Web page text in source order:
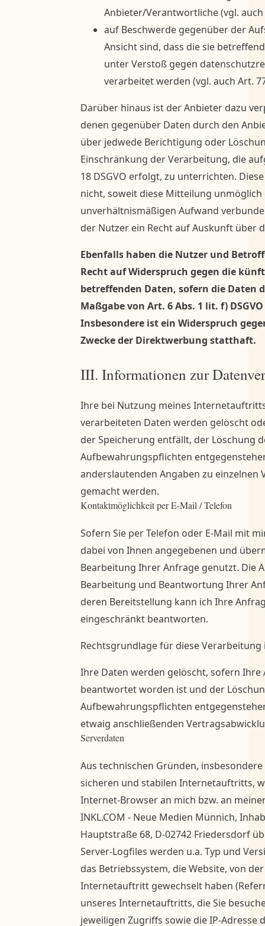
Anbieter/Verantwortliche (vgl. auch
auf Beschwerde gegenüber der
Ansicht sind, dass die sie
unter Verstoß gegen
verarbeitet werden (vgl. auch Art.
Darüber hinaus ist der Anbieter dazu
denen gegenüber Daten durch den
über jedwede Berichtigung oder
Einschränkung der Verarbeitung, die
18 DSGVO erfolgt, zu unterrichten.
nicht, soweit diese Mitteilung
unverhältnismäßigen Aufwand
der Nutzer ein Recht auf Auskunft über
Ebenfalls haben die Nutzer und
Recht auf Widerspruch gegen die
betreffenden Daten, sofern die Daten
Maßgabe von Art. 6 Abs. 1 lit. f)
Insbesondere ist ein Widerspruch
Zwecke der Direktwerbung statthaft.
III. Informationen zur
Ihre bei Nutzung meines
verarbeiteten Daten werden gelöscht
der Speicherung entfällt, der Löschung
Aufbewahrungspflichten
anderslautenden Angaben zu einzelnen
gemacht werden.
Kontaktmöglichkeit per E-Mail / Telefon
Sofern Sie per Telefon oder E-Mail mit
dabei von Ihnen angegebenen und
Bearbeitung Ihrer Anfrage genutzt. Die
Bearbeitung und Beantwortung Ihrer
deren Bereitstellung kann ich Ihre
eingeschränkt beantworten.
Rechtsgrundlage für diese Verarbeitung
Ihre Daten werden gelöscht, sofern Ihre
beantwortet worden ist und der
Aufbewahrungspflichten
etwaig anschließenden
Serverdaten
Aus technischen Gründen,
sicheren und stabilen Internetauftritts,
Internet-Browser an mich bzw. an
INKL.COM - Neue Medien Münnich,
Hauptstraße 68, D-02742 Friedersdorf
Server-Logfiles werden u.a. Typ und
das Betriebssystem, die Website, von
Internetauftritt gewechselt haben
unseres Internetauftritts, die Sie
jeweiligen Zugriffs sowie die IP-Adresse